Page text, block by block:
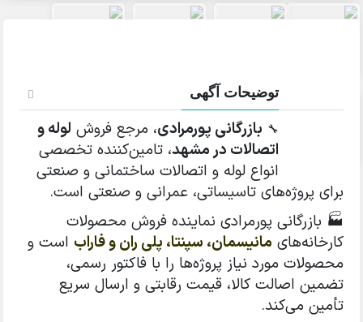
توضیحات آگهی
🔧 بازرگانی پورمرادی، مرجع فروش لوله و
اتصالات در مشهد، تامین‌کننده تخصصی
انواع لوله و اتصالات ساختمانی و صنعتی
برای پروژه‌های تاسیساتی، عمرانی و صنعتی است.
🏭 بازرگانی پورمرادی نماینده فروش محصولات
کارخانه‌های مانیسمان، سپنتا، پلی ران و فاراب است و
محصولات مورد نیاز پروژه‌ها را با فاکتور رسمی،
تضمین اصالت کالا، قیمت رقابتی و ارسال سریع
تأمین می‌کند.